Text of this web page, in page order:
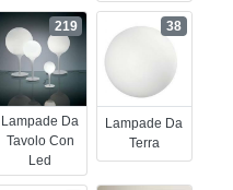
Lampade Da
Tavolo Con
Led
219
Lampade Da
Terra
38